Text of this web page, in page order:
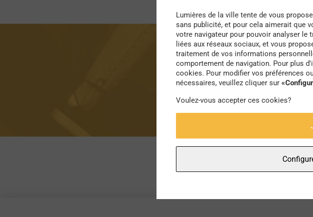
Lumières de la ville tente de vous
sans publicité, et pour cela aimerait que
votre navigateur pour pouvoir analyser
liées aux réseaux sociaux, et vous
traitement de vos informations
comportement de navigation. Pour plus
cookies. Pour modifier vos préférences
nécessaires, veuillez cliquer sur
Voulez-vous accepter ces cookies?